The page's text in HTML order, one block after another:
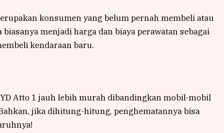
konsumen yang belum pernah membeli atau
menjadi harga dan biaya perawatan sebagai
kendaraan baru.
Atto 1 jauh lebih murah dibandingkan mobil-mobil
jika dihitung-hitung, penghematannya bisa